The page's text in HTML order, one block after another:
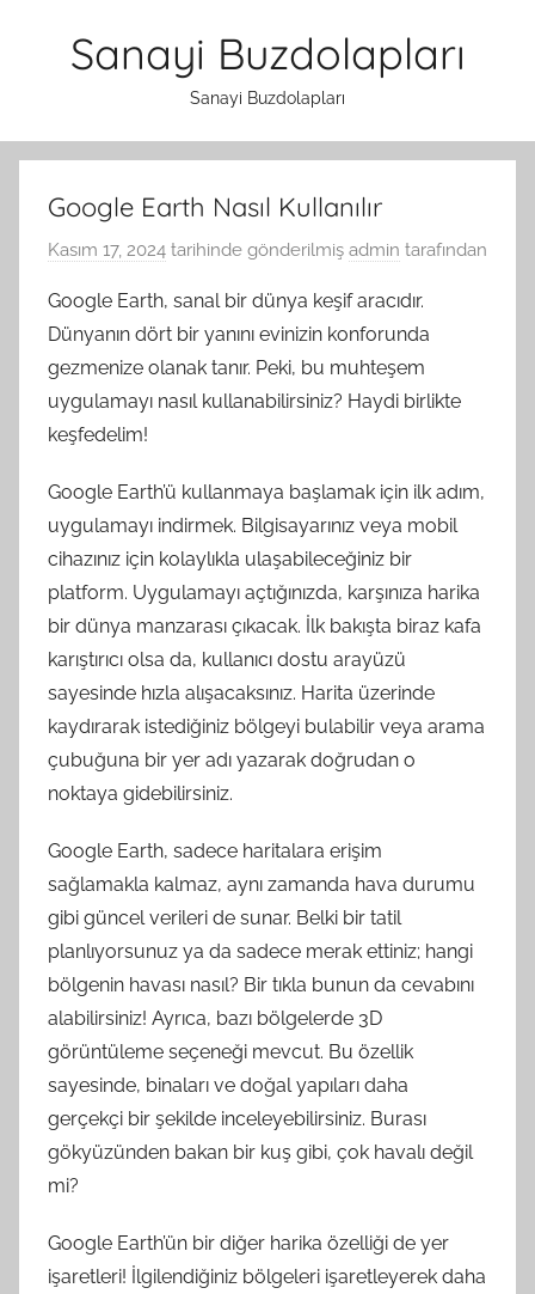
Sanayi Buzdolapları
Sanayi Buzdolapları
Google Earth Nasıl Kullanılır
Kasım 17, 2024 tarihinde gönderilmiş admin tarafından
Google Earth, sanal bir dünya keşif aracıdır.
Dünyanın dört bir yanını evinizin konforunda
gezmenize olanak tanır. Peki, bu muhteşem
uygulamayı nasıl kullanabilirsiniz? Haydi birlikte
keşfedelim!
Google Earth’ü kullanmaya başlamak için ilk adım,
uygulamayı indirmek. Bilgisayarınız veya mobil
cihazınız için kolaylıkla ulaşabileceğiniz bir
platform. Uygulamayı açtığınızda, karşınıza harika
bir dünya manzarası çıkacak. İlk bakışta biraz kafa
karıştırıcı olsa da, kullanıcı dostu arayüzü
sayesinde hızla alışacaksınız. Harita üzerinde
kaydırarak istediğiniz bölgeyi bulabilir veya arama
çubuğuna bir yer adı yazarak doğrudan o
noktaya gidebilirsiniz.
Google Earth, sadece haritalara erişim
sağlamakla kalmaz, aynı zamanda hava durumu
gibi güncel verileri de sunar. Belki bir tatil
planlıyorsunuz ya da sadece merak ettiniz; hangi
bölgenin havası nasıl? Bir tıkla bunun da cevabını
alabilirsiniz! Ayrıca, bazı bölgelerde 3D
görüntüleme seçeneği mevcut. Bu özellik
sayesinde, binaları ve doğal yapıları daha
gerçekçi bir şekilde inceleyebilirsiniz. Burası
gökyüzünden bakan bir kuş gibi, çok havalı değil
mi?
Google Earth’ün bir diğer harika özelliği de yer
işaretleri! İlgilendiğiniz bölgeleri işaretleyerek daha